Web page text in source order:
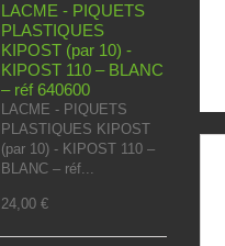
LACME - PIQUETS
PLASTIQUES
KIPOST (par 10) -
KIPOST 110 – BLANC
– réf 640600
LACME - PIQUETS
PLASTIQUES KIPOST
(par 10) - KIPOST 110 –
BLANC – réf...
24,00 €